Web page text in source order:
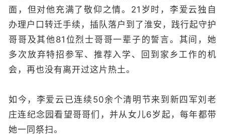
面，但对他充满了敬仰之情。21岁时，李爱云独自
办理户口转迁手续，插队落户到了淮安，践行起守护
哥哥及其他81位烈士哥哥一辈子的誓言。其间，她
多次放弃特招参军、推荐入学、回到家乡工作的机
会，再也没有离开过这片热土。
如今，李爱云已连续50余个清明节来到新四军刘老
庄连纪念园看望哥哥们，并从女儿6岁起，每年都带
她一同祭扫。